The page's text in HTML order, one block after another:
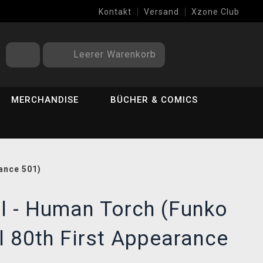
Kontakt Versand Xzone Club
Leerer Warenkorb
MERCHANDISE BÜCHER & COMICS
501)
- Human Torch (Funko
80th First Appearance